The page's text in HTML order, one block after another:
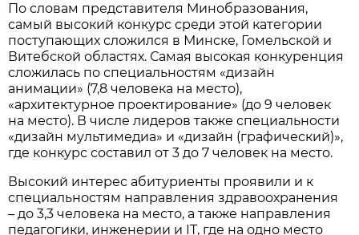
По словам представителя Минобразования,
самый высокий конкурс среди этой категории
поступающих сложился в Минске, Гомельской и
Витебской областях. Самая высокая конкуренция
сложилась по специальностям «дизайн
анимации» (7,8 человека на место),
«архитектурное проектирование» (до 9 человек
на место). В числе лидеров также специальности
«дизайн мультимедиа» и «дизайн (графический)»,
где конкурс составил от 3 до 7 человек на место.
Высокий интерес абитуриенты проявили и к
специальностям направления здравоохранения
– до 3,3 человека на место, а также направления
педагогики, инженерии и IT, где на одно место